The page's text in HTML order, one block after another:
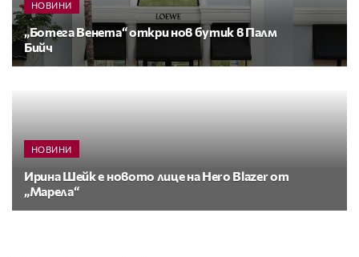
НОВИНИ
„Ботега Венета“ откри нов бутик в Палм
Бийч
НОВИНИ
Ирина Шейк е новото лице на Hero Blazer от
„Марела“